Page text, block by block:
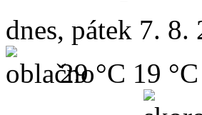
dnes, pátek 7. 8.
29 °C 19 °C